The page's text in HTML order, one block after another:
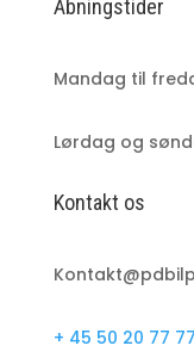
Åbningstider
Mandag til
Lørdag og
Kontakt os
+ 45 50 20 77 77